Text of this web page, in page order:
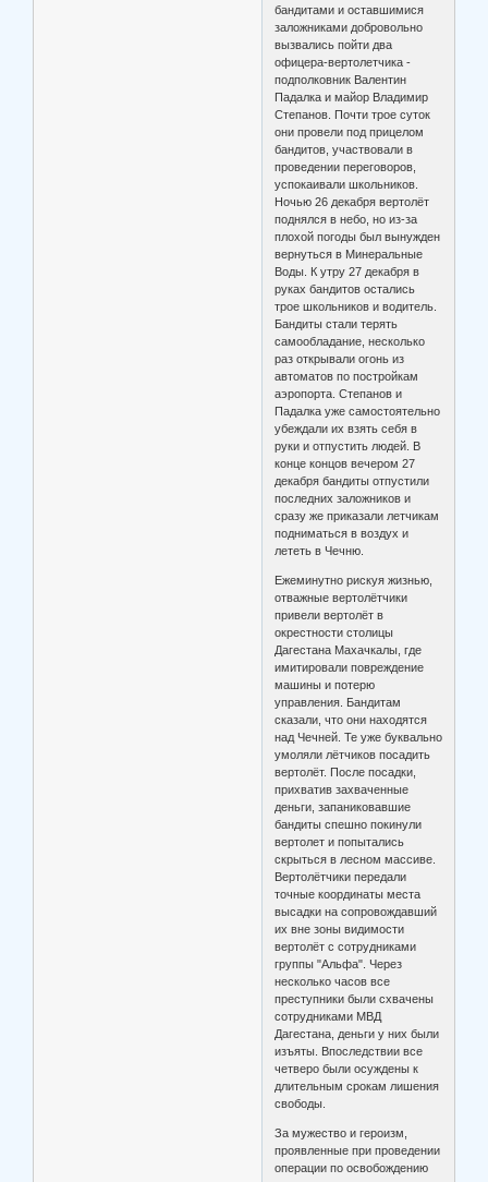
бандитами и оставшимися
заложниками добровольно
вызвались пойти два
офицера-вертолетчика -
подполковник Валентин
Падалка и майор Владимир
Степанов. Почти трое суток
они провели под прицелом
бандитов, участвовали в
проведении переговоров,
успокаивали школьников.
Ночью 26 декабря вертолёт
поднялся в небо, но из-за
плохой погоды был вынужден
вернуться в Минеральные
Воды. К утру 27 декабря в
руках бандитов остались
трое школьников и водитель.
Бандиты стали терять
самообладание, несколько
раз открывали огонь из
автоматов по постройкам
аэропорта. Степанов и
Падалка уже самостоятельно
убеждали их взять себя в
руки и отпустить людей. В
конце концов вечером 27
декабря бандиты отпустили
последних заложников и
сразу же приказали летчикам
подниматься в воздух и
лететь в Чечню.
Ежеминутно рискуя жизнью,
отважные вертолётчики
привели вертолёт в
окрестности столицы
Дагестана Махачкалы, где
имитировали повреждение
машины и потерю
управления. Бандитам
сказали, что они находятся
над Чечней. Те уже буквально
умоляли лётчиков посадить
вертолёт. После посадки,
прихватив захваченные
деньги, запаниковавшие
бандиты спешно покинули
вертолет и попытались
скрыться в лесном массиве.
Вертолётчики передали
точные координаты места
высадки на сопровождавший
их вне зоны видимости
вертолёт с сотрудниками
группы "Альфа". Через
несколько часов все
преступники были схвачены
сотрудниками МВД
Дагестана, деньги у них были
изъяты. Впоследствии все
четверо были осуждены к
длительным срокам лишения
свободы.
За мужество и героизм,
проявленные при проведении
операции по освобождению